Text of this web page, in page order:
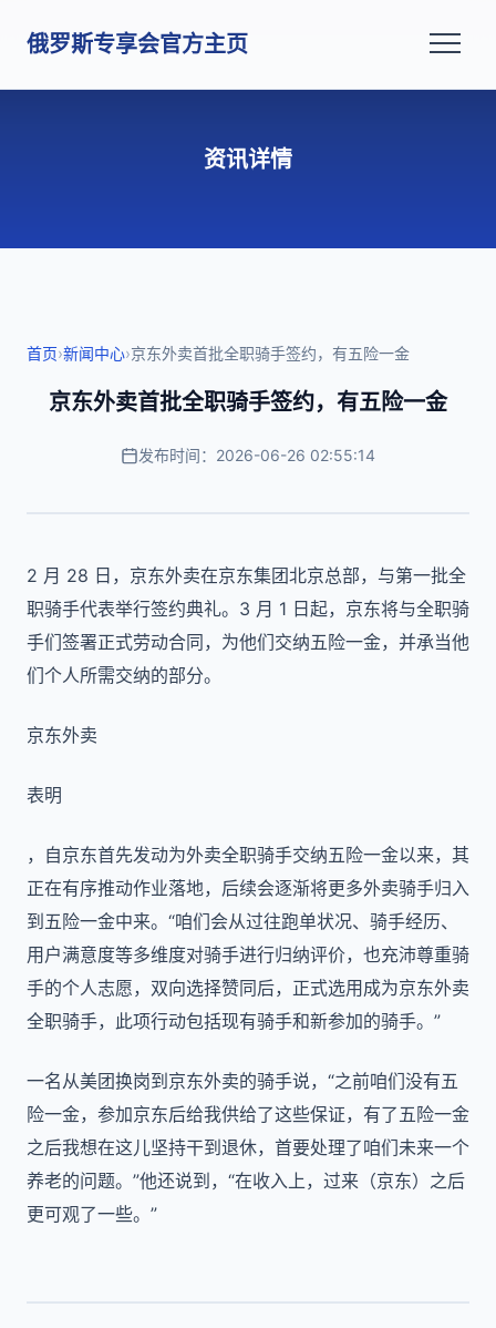
俄罗斯专享会官方主页
资讯详情
首页›新闻中心›京东外卖首批全职骑手签约，有五险一金
京东外卖首批全职骑手签约，有五险一金
发布时间：2026-06-26 02:55:14
2 月 28 日，京东外卖在京东集团北京总部，与第一批全
职骑手代表举行签约典礼。3 月 1 日起，京东将与全职骑
手们签署正式劳动合同，为他们交纳五险一金，并承当他
们个人所需交纳的部分。
京东外卖
表明
，自京东首先发动为外卖全职骑手交纳五险一金以来，其
正在有序推动作业落地，后续会逐渐将更多外卖骑手归入
到五险一金中来。“咱们会从过往跑单状况、骑手经历、
用户满意度等多维度对骑手进行归纳评价，也充沛尊重骑
手的个人志愿，双向选择赞同后，正式选用成为京东外卖
全职骑手，此项行动包括现有骑手和新参加的骑手。”
一名从美团换岗到京东外卖的骑手说，“之前咱们没有五
险一金，参加京东后给我供给了这些保证，有了五险一金
之后我想在这儿坚持干到退休，首要处理了咱们未来一个
养老的问题。”他还说到，“在收入上，过来（京东）之后
更可观了一些。”